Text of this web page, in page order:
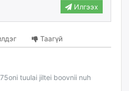
Илгээх
Таагүй
tuulai jiltei boovnii nuh